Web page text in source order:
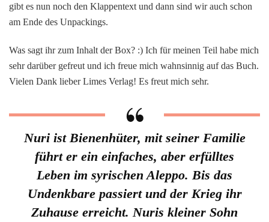
gibt es nun noch den Klappentext und dann sind wir auch schon
am Ende des Unpackings.
Was sagt ihr zum Inhalt der Box? :) Ich für meinen Teil habe mich
sehr darüber gefreut und ich freue mich wahnsinnig auf das Buch.
Vielen Dank lieber Limes Verlag! Es freut mich sehr.
Nuri ist Bienenhüter, mit seiner Familie
führt er ein einfaches, aber erfülltes
Leben im syrischen Aleppo. Bis das
Undenkbare passiert und der Krieg ihr
Zuhause erreicht. Nuris kleiner Sohn